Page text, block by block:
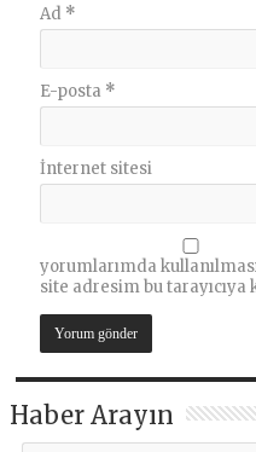
Ad *
E-posta *
İnternet sitesi
yorumlarımda
site adresim bu
Haber Arayın